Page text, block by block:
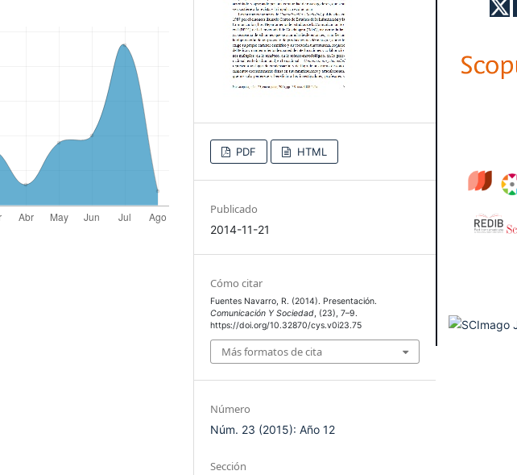
PDF HTML
Publicado
2014-11-21
Cómo citar
Fuentes Navarro, R. (2014). Presentación.
Comunicación Y Sociedad, (23), 7–9.
https://doi.org/10.32870/cys.v0i23.75
Más formatos de cita
Número
Núm. 23 (2015): Año 12
Sección